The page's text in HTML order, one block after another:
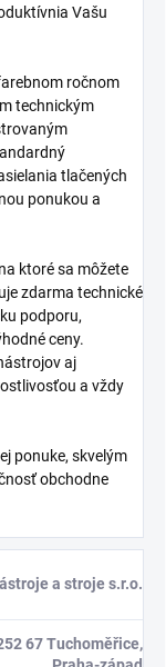
Vašu
ročnom
technickým
tlačených
ponukou a
ktoré sa môžete
zdarma technické
podporu,
ceny.
aj
a vždy
ponuke, skvelým
obchodne
a stroje s.r.o.
67 Tuchoměřice,